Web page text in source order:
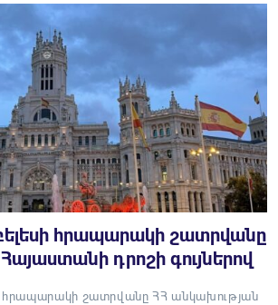
հրապարակի շատրվանը
Հայաստանի դրոշի գույներով
հրապարակի շատրվանը ՀՀ անկախության